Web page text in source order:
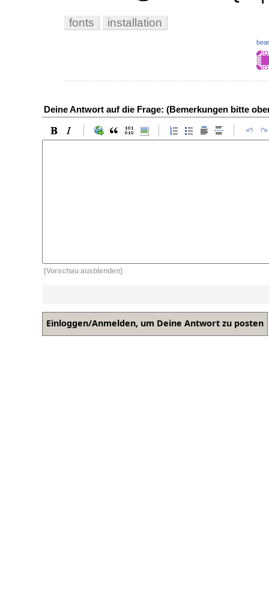
fonts installation
Deine Antwort auf die Frage: (Bemerkungen bitte
[Vorschau ausblenden]